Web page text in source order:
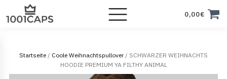
0,00€
Startseite / Coole Weihnachtspullover/ SCHWARZER WEIHNACHTS
HOODIE PREMIUM YA FILTHY ANIMAL